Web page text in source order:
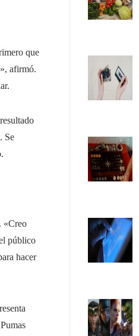
que
afirmó.
Se
«Creo
público
hacer